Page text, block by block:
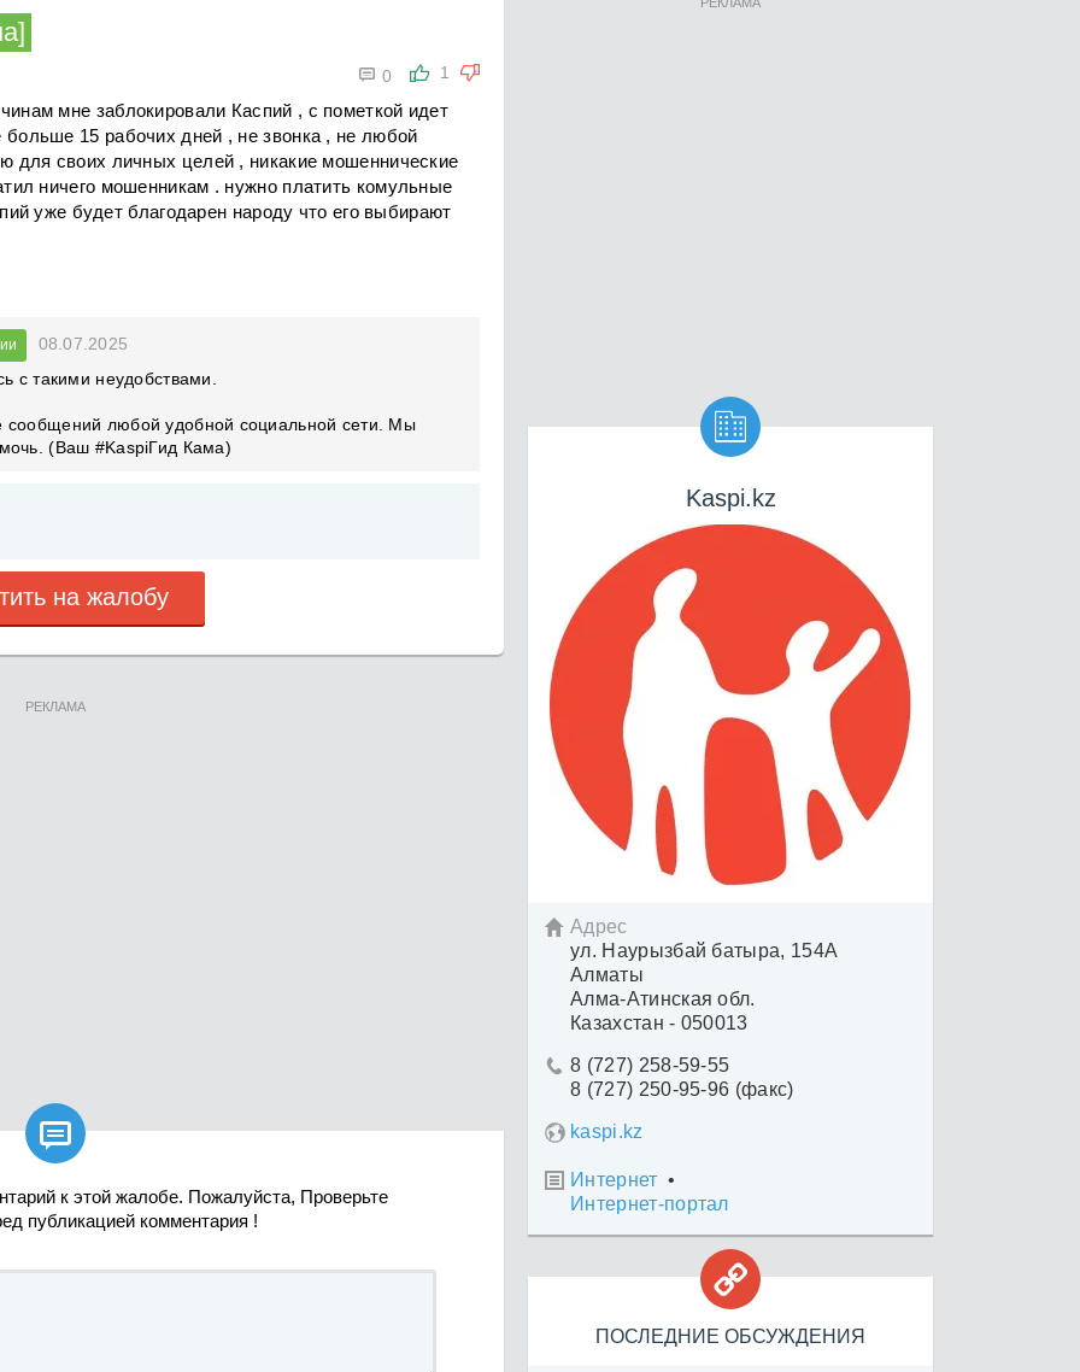
1
 0
мне заблокировали Каспий , с пометкой идет
15 рабочих дней , не звонка , не любой
для своих личных целей , никакие мошеннические
ничего мошенникам . нужно платить комульные
уже будет благодарен народу что его выбирают
08.07.2025
с такими неудобствами.
любой удобной социальной сети. Мы
(Ваш #KaspiГид Кама)
на жалобу
РЕКЛАМА

к этой жалобе. Пожалуйста, Проверьте
публикацией комментария !

Kaspi.kz
 Адрес
ул. Наурызбай батыра, 154А
Алматы
Алма-Атинская обл.
Казахстан - 050013
 8 (727) 258-59-55
8 (727) 250-95-96 (факс)
kaspi.kz
 Интернет •
Интернет-портал

ПОСЛЕДНИЕ ОБСУЖДЕНИЯ